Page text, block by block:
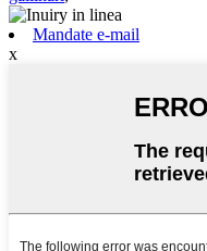
Mandate e-mail
x